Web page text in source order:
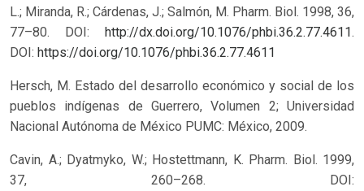
L.; Miranda, R.; Cárdenas, J.; Salmón, M. Pharm. Biol. 1998, 36,
77–80. DOI: http://dx.doi.org/10.1076/phbi.36.2.77.4611.
DOI: https://doi.org/10.1076/phbi.36.2.77.4611
Hersch, M. Estado del desarrollo económico y social de los
pueblos indígenas de Guerrero, Volumen 2; Universidad
Nacional Autónoma de México PUMC: México, 2009.
Cavin, A.; Dyatmyko, W.; Hostettmann, K. Pharm. Biol. 1999,
37, 260–268. DOI: